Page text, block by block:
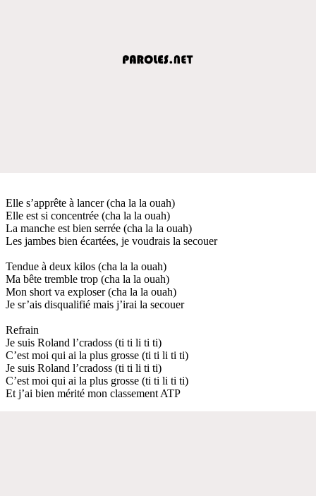
Elle s’apprête à lancer (cha la la ouah)
Elle est si concentrée (cha la la ouah)
La manche est bien serrée (cha la la ouah)
Les jambes bien écartées, je voudrais la secouer
Tendue à deux kilos (cha la la ouah)
Ma bête tremble trop (cha la la ouah)
Mon short va exploser (cha la la ouah)
Je sr’ais disqualifié mais j’irai la secouer
Refrain
Je suis Roland l’cradoss (ti ti li ti ti)
C’est moi qui ai la plus grosse (ti ti li ti ti)
Je suis Roland l’cradoss (ti ti li ti ti)
C’est moi qui ai la plus grosse (ti ti li ti ti)
Et j’ai bien mérité mon classement ATP